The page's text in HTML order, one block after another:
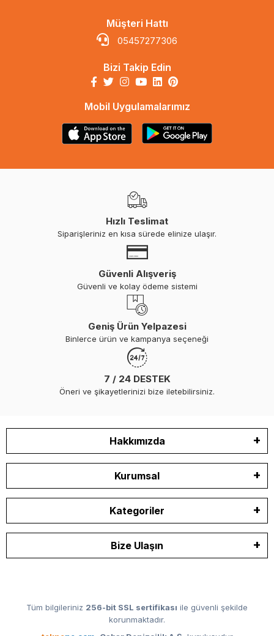
Müşteri Hattı
05457277306
Bizi Takip Edin
Mobil Uygulamalarımız
Hızlı Teslimat
Siparişleriniz en kısa sürede elinize ulaşır.
Güvenli Alışveriş
Güvenli ve kolay ödeme sistemi
Geniş Ürün Yelpazesi
Binlerce ürün ve kampanya seçeneği
7 / 24 DESTEK
Öneri ve şikayetlerinizi bize iletebilirsiniz.
Hakkımızda
Kurumsal
Kategoriler
Bize Ulaşın
Tüm bilgileriniz 256-bit SSL sertifikası ile güvenli şekilde
korunmaktadır.